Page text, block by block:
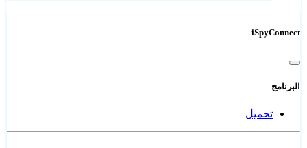
iSpyConnect
البرنامج
تحميل